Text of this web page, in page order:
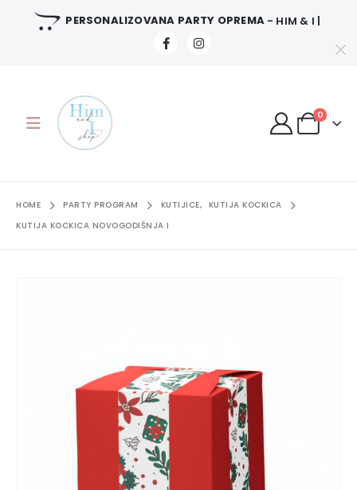
PERSONALIZOVANA PARTY OPREMA - HIM & I |
0
HOME PARTY PROGRAM KUTIJICE, KUTIJA KOCKICA
KUTIJA KOCKICA NOVOGODIŠNJA I